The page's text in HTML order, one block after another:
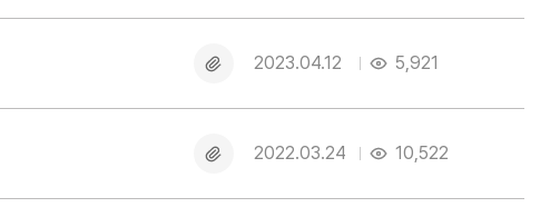
파
부
파
2023.04.12 5,921
부
파
2022.03.24 10,522